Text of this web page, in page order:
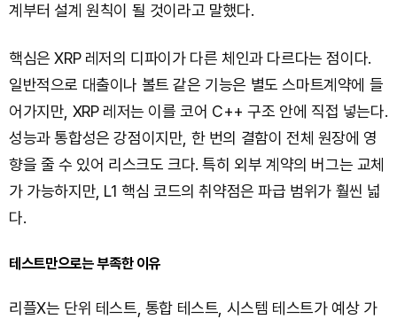
계부터 설계 원칙이 될 것이라고 말했다.
핵심은 XRP 레저의 디파이가 다른 체인과 다르다는 점이다.
일반적으로 대출이나 볼트 같은 기능은 별도 스마트계약에 들
어가지만, XRP 레저는 이를 코어 C++ 구조 안에 직접 넣는다.
성능과 통합성은 강점이지만, 한 번의 결함이 전체 원장에 영
향을 줄 수 있어 리스크도 크다. 특히 외부 계약의 버그는 교체
가 가능하지만, L1 핵심 코드의 취약점은 파급 범위가 훨씬 넓
다.
테스트만으로는 부족한 이유
리플X는 단위 테스트, 통합 테스트, 시스템 테스트가 예상 가